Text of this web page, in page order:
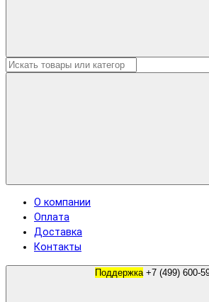
О компании
Оплата
Доставка
Контакты
Поддержка